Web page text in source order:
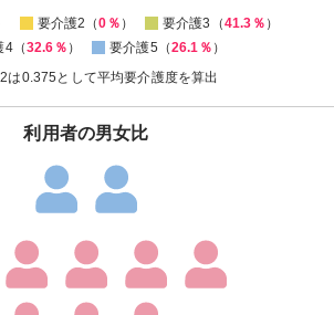
要介護2（0％ ） 要介護3（41.3％ ）
4（32.6％ ） 要介護5（26.1％ ）
0.375として平均要介護度を算出
利用者の男女比